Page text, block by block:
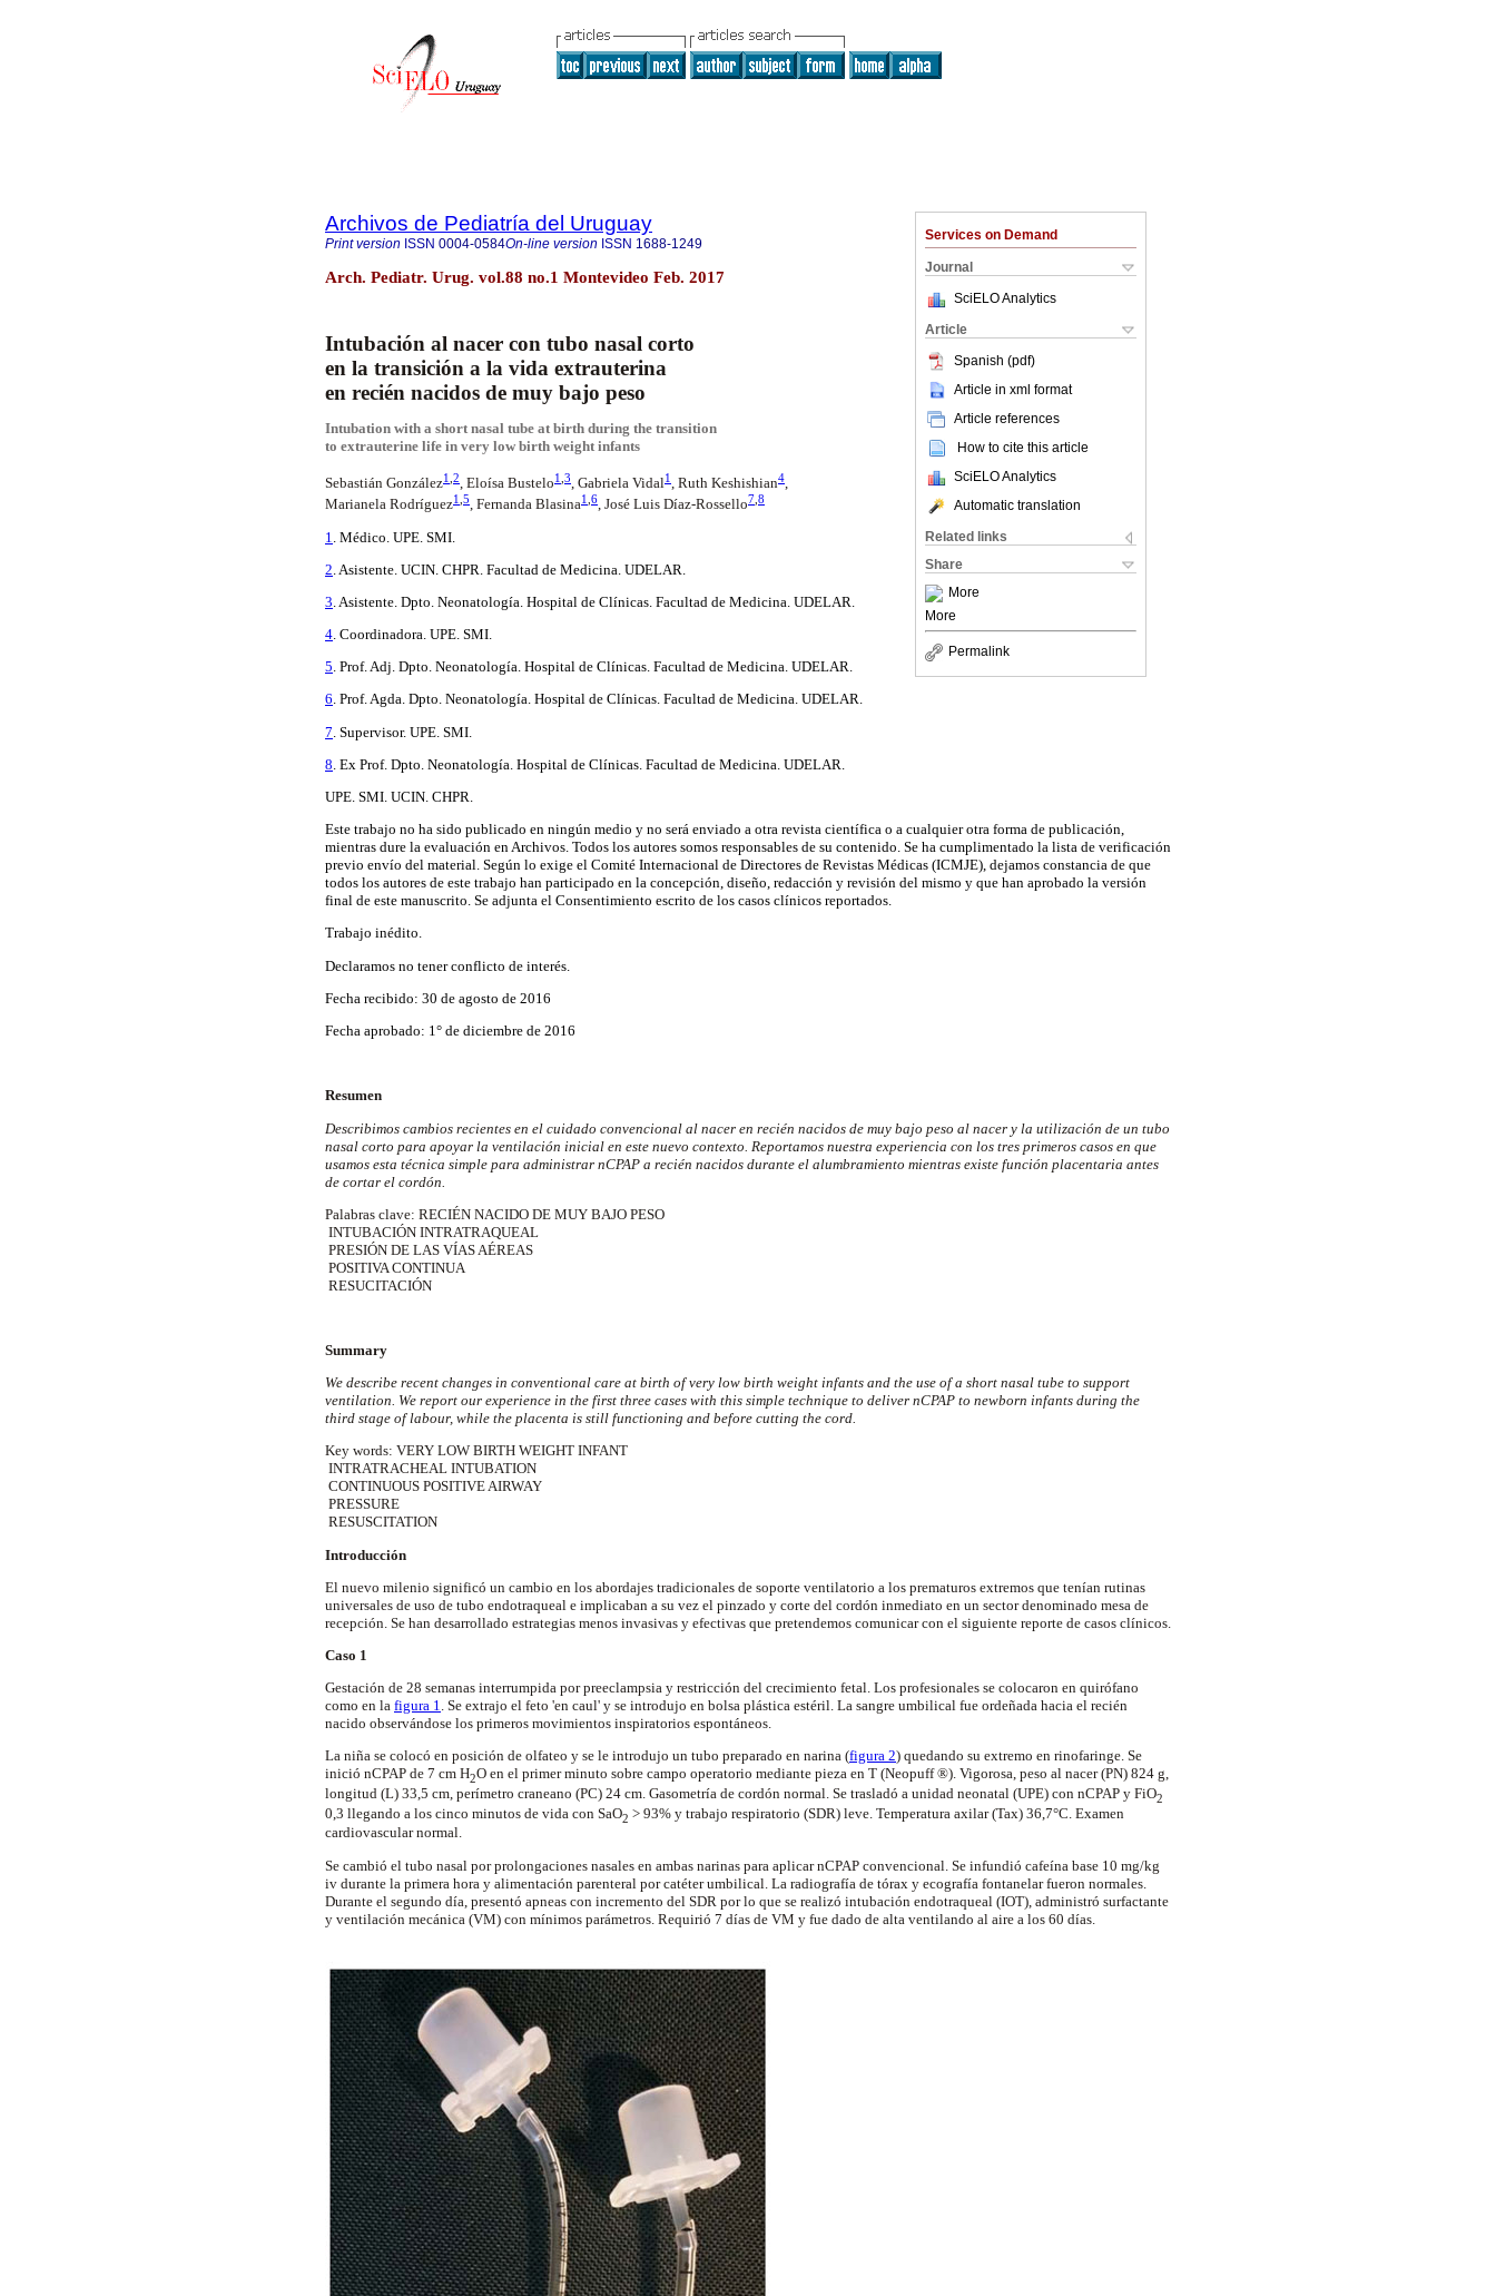
Services on Demand
Journal
SciELO Analytics
Article
Spanish (pdf)
Article in xml format
Article references
How to cite this article
SciELO Analytics
Automatic translation
Related links
Share
More
More
Permalink
Archivos de Pediatría del Uruguay
Print version ISSN 0004-0584On-line version ISSN 1688-1249
Arch. Pediatr. Urug. vol.88 no.1 Montevideo Feb. 2017
Intubación al nacer con tubo nasal corto
en la transición a la vida extrauterina
en recién nacidos de muy bajo peso
Intubation with a short nasal tube at birth during the transition
to extrauterine life in very low birth weight infants
Sebastián González1 2 , Eloísa Bustelo1 3 , Gabriela Vidal1 , Ruth Keshishian4
Marianela Rodríguez1 5, Fernanda Blasina1 6, José Luis Díaz-Rossello7 8
1 . Médico. UPE. SMI.
2 . Asistente. UCIN. CHPR. Facultad de Medicina. UDELAR.
3 . Asistente. Dpto. Neonatología. Hospital de Clínicas. Facultad de Medicina. UDELAR.
4. Coordinadora. UPE. SMI.
5. Prof. Adj. Dpto. Neonatología. Hospital de Clínicas. Facultad de Medicina. UDELAR.
6. Prof. Agda. Dpto. Neonatología. Hospital de Clínicas. Facultad de Medicina. UDELAR.
7 . Supervisor. UPE. SMI.
8 . Ex Prof. Dpto. Neonatología. Hospital de Clínicas. Facultad de Medicina. UDELAR.
UPE. SMI. UCIN. CHPR.
Este trabajo no ha sido publicado en ningún medio y no será enviado a otra revista científica o a cualquier otra forma de publicación,
mientras dure la evaluación en Archivos. Todos los autores somos responsables de su contenido. Se ha cumplimentado la lista de verificación
previo envío del material. Según lo exige el Comité Internacional de Directores de Revistas Médicas (ICMJE), dejamos constancia de que
todos los autores de este trabajo han participado en la concepción, diseño, redacción y revisión del mismo y que han aprobado la versión
final de este manuscrito. Se adjunta el Consentimiento escrito de los casos clínicos reportados.
Trabajo inédito.
Declaramos no tener conflicto de interés.
Fecha recibido: 30 de agosto de 2016
Fecha aprobado: 1° de diciembre de 2016
Resumen
Describimos cambios recientes en el cuidado convencional al nacer en recién nacidos de muy bajo peso al nacer y la utilización de un tubo
nasal corto para apoyar la ventilación inicial en este nuevo contexto. Reportamos nuestra experiencia con los tres primeros casos en que
usamos esta técnica simple para administrar nCPAP a recién nacidos durante el alumbramiento mientras existe función placentaria antes
de cortar el cordón.
Palabras clave: RECIÉN NACIDO DE MUY BAJO PESO
INTUBACIÓN INTRATRAQUEAL
PRESIÓN DE LAS VÍAS AÉREAS
POSITIVA CONTINUA
RESUCITACIÓN
Summary
We describe recent changes in conventional care at birth of very low birth weight infants and the use of a short nasal tube to support
ventilation. We report our experience in the first three cases with this simple technique to deliver nCPAP to newborn infants during the
third stage of labour, while the placenta is still functioning and before cutting the cord.
Key words: VERY LOW BIRTH WEIGHT INFANT
INTRATRACHEAL INTUBATION
CONTINUOUS POSITIVE AIRWAY
PRESSURE
RESUSCITATION
Introducción
El nuevo milenio significó un cambio en los abordajes tradicionales de soporte ventilatorio a los prematuros extremos que tenían rutinas
universales de uso de tubo endotraqueal e implicaban a su vez el pinzado y corte del cordón inmediato en un sector denominado mesa de
recepción. Se han desarrollado estrategias menos invasivas y efectivas que pretendemos comunicar con el siguiente reporte de casos clínicos.
Caso 1
Gestación de 28 semanas interrumpida porpreeclampsia y restricción del crecimiento fetal. Los profesionales se colocaron en quirófano
como en la figura 1. Se extrajo el feto 'en caul' y se introdujo en bolsa plástica estéril. La sangre umbilical fue ordeñada hacia el recién
nacido observándose los primeros movimientos inspiratorios espontáneos.
La niña se colocó en posición de olfateo y se le introdujo un tubo preparado en narina (figura 2) quedando su extremo en rinofaringe. Se
inició nCPAP de 7 cm H2O en el primer minuto sobre campo operatorio mediante pieza en T (Neopuff®). Vigorosa, peso al nacer (PN) 824 g,
longitud (L) 33,5 cm, perímetro craneano (PC) 24 cm. Gasometría de cordón normal. Se trasladó a unidad neonatal (UPE) con nCPAP y FiO2
0,3 llegando a los cinco minutos de vida con SaO2 > 93% y trabajo respiratorio (SDR) leve. Temperatura axilar(Tax) 36,7°C. Examen
cardiovascular normal.
Se cambió el tubo nasal por prolongaciones nasales en ambas narinas para aplicarnCPAP convencional. Se infundió cafeína base 10 mg/kg
iv durante la primera hora y alimentación parenteral por catéter umbilical. La radiografía de tórax y ecografía fontanelarfueron normales.
Durante el segundo día, presentó apneas con incremento del SDR por lo que se realizó intubación endotraqueal (IOT), administró surfactante
y ventilación mecánica (VM) con mínimos parámetros. Requirió 7 días de VM y fue dado de alta ventilando al aire a los 60 días.